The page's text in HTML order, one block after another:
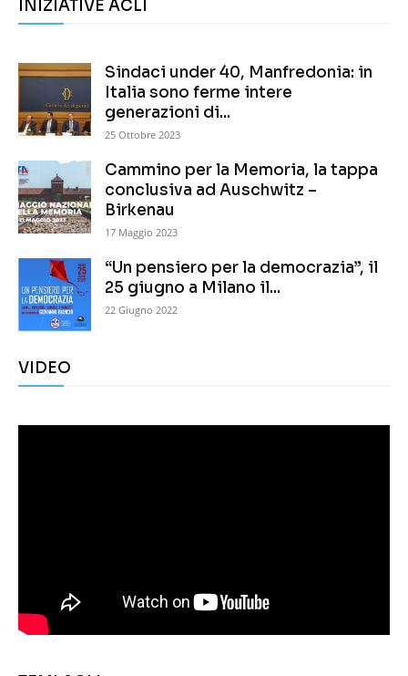
INIZIATIVE ACLI
Sindaci under 40, Manfredonia: in
Italia sono ferme intere
generazioni di...
25 Ottobre 2023
Cammino per la Memoria, la tappa
conclusiva ad Auschwitz –
Birkenau
17 Maggio 2023
“Un pensiero per la democrazia”, il
25 giugno a Milano il...
22 Giugno 2022
VIDEO